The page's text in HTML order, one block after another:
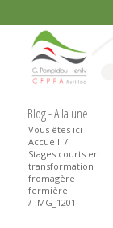
Blog - A la une
Vous êtes ici :
Accueil /
Stages courts en
transformation
fromagère
fermière.
/ IMG_1201